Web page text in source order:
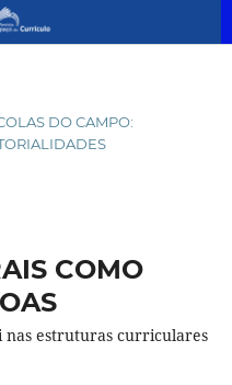
DO CAMPO:
COMO
nas estruturas curriculares